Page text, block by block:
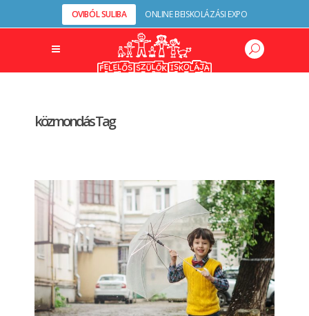
OVIBÓL SULIBA ONLINE BEISKOLÁZÁSI EXPO
közmondás Tag